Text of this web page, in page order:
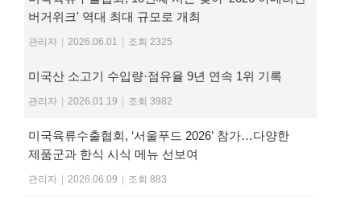
버거위크' 역대 최대 규모로 개최
관리자 | 2026.06.01 | 조회 2325
미국산 소고기 수입량·점유율 9년 연속 1위 기록
관리자 | 2026.01.19 | 조회 3982
미국육류수출협회, ‘서울푸드 2026’ 참가…다양한
제품군과 한식 시식 메뉴 선보여
관리자 | 2026.06.09 | 조회 883